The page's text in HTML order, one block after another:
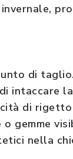
di
intaccare
di
gemme
nella